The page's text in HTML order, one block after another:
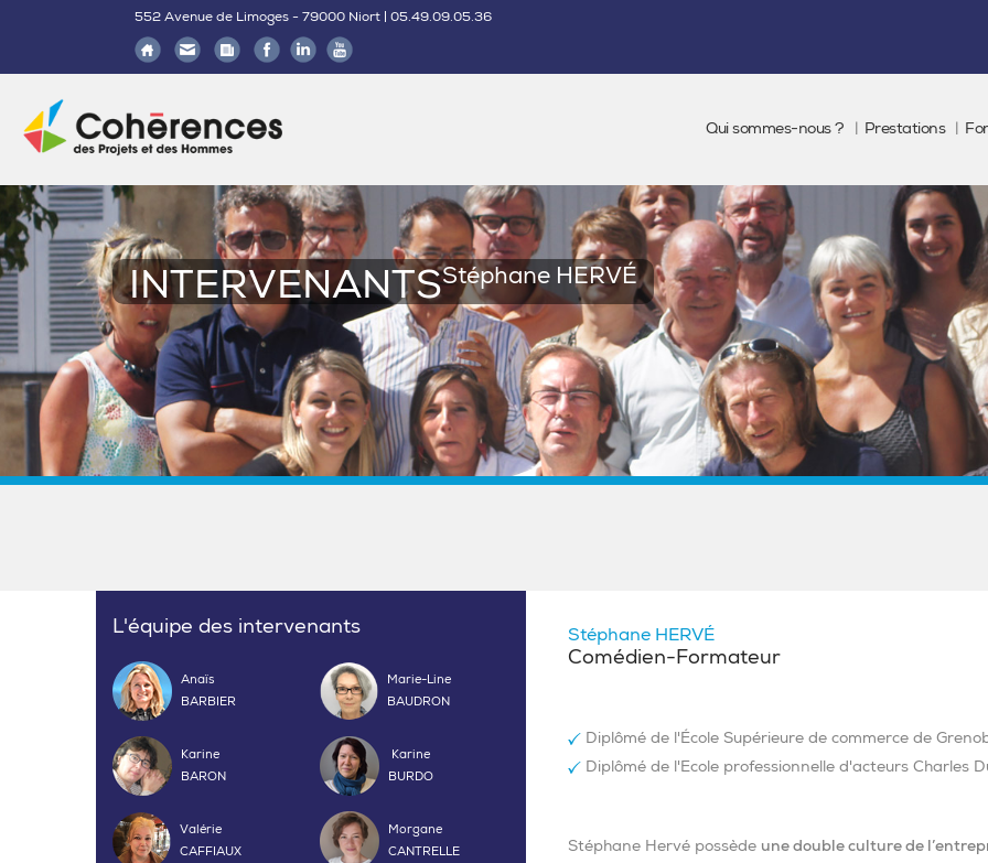
552 Avenue de Limoges - 79000 Niort | 05.49.09.05.36
Qui sommes-nous ? Prestations
INTERVENANTSStéphane HERVÉ
L'équipe des intervenants
Anaïs
BARBIER
Marie-Line
BAUDRON
Karine
BARON
Karine
BURDO
Valérie
CAFFIAUX
Morgane
CANTRELLE
Stéphane HERVÉ
Comédien-Formateur
Diplômé de l'École Supérieure de commerce de
Diplômé de l'Ecole professionnelle d'acteurs Charles
Stéphane Hervé possède une double culture de